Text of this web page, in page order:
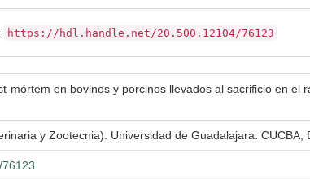
https://hdl.handle.net/20.500.12104/76123
mórtem en bovinos y porcinos llevados al sacrificio en el
y Zootecnia). Universidad de Guadalajara. CUCBA,